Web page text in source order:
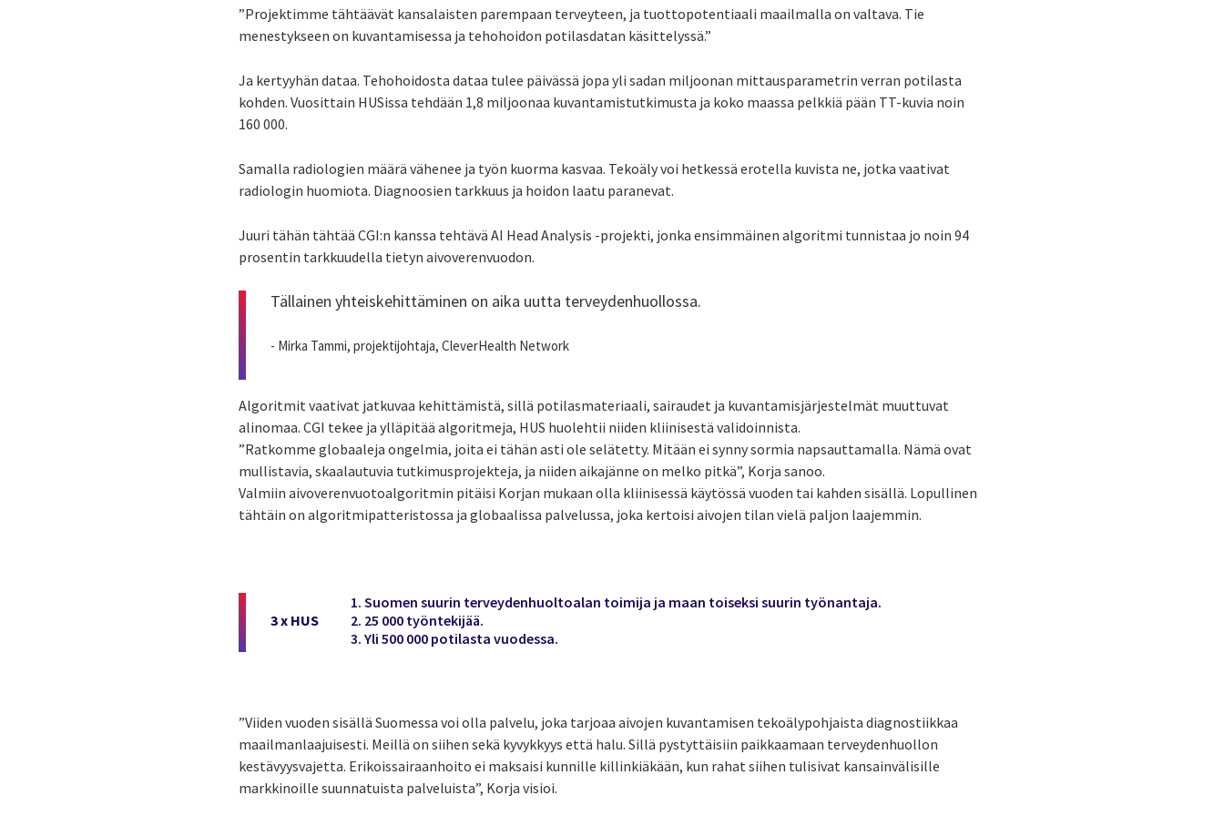
”Projektimme tähtäävät kansalaisten parempaan terveyteen, ja tuottopotentiaali maailmalla on valtava. Tie
menestykseen on kuvantamisessa ja tehohoidon potilasdatan käsittelyssä.”
Ja kertyyhän dataa. Tehohoidosta dataa tulee päivässä jopa yli sadan miljoonan mittausparametrin verran potilasta
kohden. Vuosittain HUSissa tehdään 1,8 miljoonaa kuvantamistutkimusta ja koko maassa pelkkiä pään TT-kuvia noin
160 000.
Samalla radiologien määrä vähenee ja työn kuorma kasvaa. Tekoäly voi hetkessä erotella kuvista ne, jotka vaativat
radiologin huomiota. Diagnoosien tarkkuus ja hoidon laatu paranevat.
Juuri tähän tähtää CGI:n kanssa tehtävä AI Head Analysis -projekti, jonka ensimmäinen algoritmi tunnistaa jo noin 94
prosentin tarkkuudella tietyn aivoverenvuodon.
Tällainen yhteiskehittäminen on aika uutta terveydenhuollossa.
- Mirka Tammi, projektijohtaja, CleverHealth Network
Algoritmit vaativat jatkuvaa kehittämistä, sillä potilasmateriaali, sairaudet ja kuvantamisjärjestelmät muuttuvat
alinomaa. CGI tekee ja ylläpitää algoritmeja, HUS huolehtii niiden kliinisestä validoinnista.
”Ratkomme globaaleja ongelmia, joita ei tähän asti ole selätetty. Mitään ei synny sormia napsauttamalla. Nämä ovat
mullistavia, skaalautuvia tutkimusprojekteja, ja niiden aikajänne on melko pitkä”, Korja sanoo.
Valmiin aivoverenvuotoalgoritmin pitäisi Korjan mukaan olla kliinisessä käytössä vuoden tai kahden sisällä. Lopullinen
tähtäin on algoritmipatteristossa ja globaalissa palvelussa, joka kertoisi aivojen tilan vielä paljon laajemmin.
3 x HUS
1. Suomen suurin terveydenhuoltoalan toimija ja maan toiseksi suurin työnantaja.
2. 25 000 työntekijää.
3. Yli 500 000 potilasta vuodessa.
”Viiden vuoden sisällä Suomessa voi olla palvelu, joka tarjoaa aivojen kuvantamisen tekoälypohjaista diagnostiikkaa
maailmanlaajuisesti. Meillä on siihen sekä kyvykkyys että halu. Sillä pystyttäisiin paikkaamaan terveydenhuollon
kestävyysvajetta. Erikoissairaanhoito ei maksaisi kunnille killinkiäkään, kun rahat siihen tulisivat kansainvälisille
markkinoille suunnatuista palveluista”, Korja visioi.